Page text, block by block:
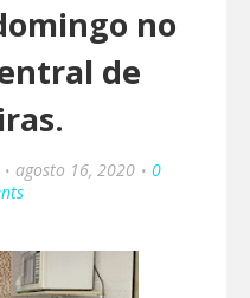
no
de
agosto 16, 2020
0